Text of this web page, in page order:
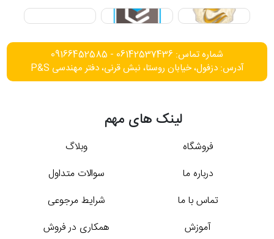
شماره تماس: 06142537436 - 09166452585
آدرس: دزفول، خیابان روستا، نبش قرنی، دفتر مهندسی P&S
لینک های مهم
فروشگاه
وبلاگ
درباره ما
سوالات متداول
تماس با ما
شرایط مرجوعی
آموزش
همکاری در فروش